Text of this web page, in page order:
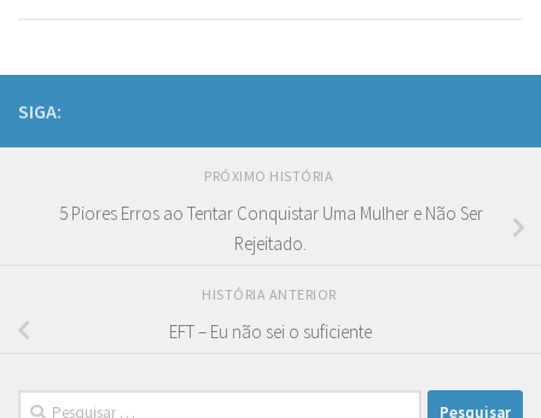
SIGA:
PRÓXIMO HISTÓRIA
5 Piores Erros ao Tentar Conquistar Uma Mulher e Não Ser
Rejeitado.
HISTÓRIA ANTERIOR
EFT – Eu não sei o suficiente
Pesquisar